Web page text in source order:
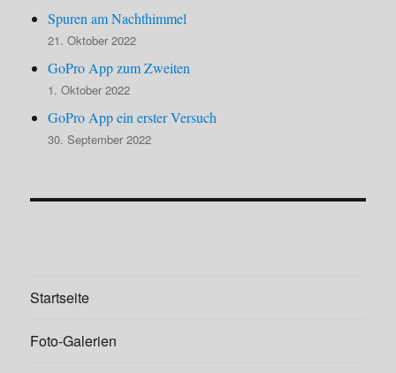
Spuren am Nachthimmel
21. Oktober 2022
GoPro App zum Zweiten
1. Oktober 2022
GoPro App ein erster Versuch
30. September 2022
Startseite
Foto-Galerien